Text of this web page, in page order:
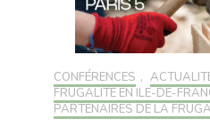
CONFÉRENCES ,
FRUGALITÉ EN ILE-DE-
PARTENAIRES DE LA